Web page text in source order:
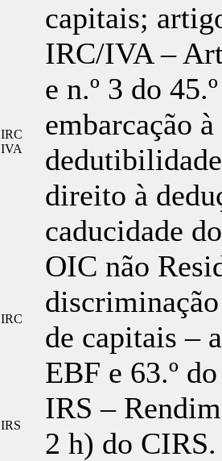
capitais;
IRC
IVA
IRC/IVA –
e n.º 3 do
embarcação
direito à
caducidade
IRC
OIC não
de capitais –
EBF e 63.º
IRS
IRS –
2 h) do